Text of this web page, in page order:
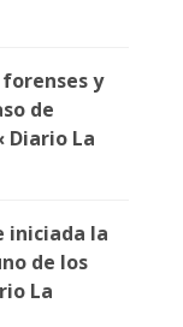
y
de
Diario La
iniciada la
de los
La